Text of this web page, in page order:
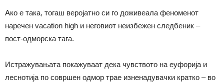
Ако е така, тогаш веројатно си го доживеала феноменот
наречен vacation high и неговиот неизбежен следбеник –
пост-одморска тага.
Истражувањата покажуваат дека чувството на еуфорија и
леснотија по совршен одмор трае изненадувачки кратко – во